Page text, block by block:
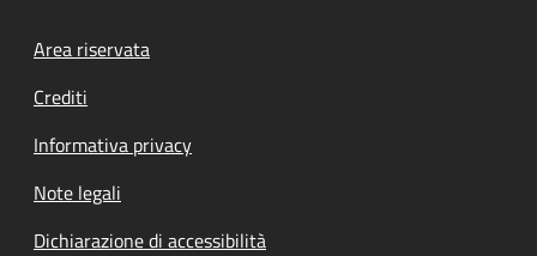
Footer menu
Area riservata
Crediti
Informativa privacy
Note legali
Dichiarazione di accessibilità